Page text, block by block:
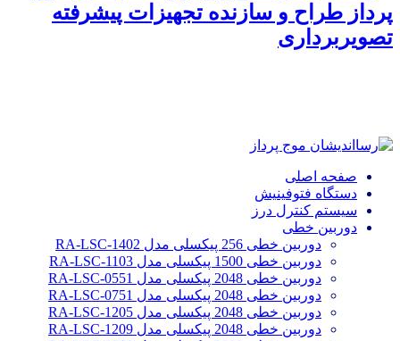
پرداز طراح و سازنده تجهیزات پیشرفته
تصویربرداری
صفحه اصلی
دستگاه فتوفینیش
سیستم کنترل درز
دوربین خطی
دوربین خطی 256 پیکسلی مدل RA-LSC-1402
دوربین خطی 1500 پیکسلی مدل RA-LSC-1103
دوربین خطی 2048 پیکسلی مدل RA-LSC-0551
دوربین خطی 2048 پیکسلی مدل RA-LSC-0751
دوربین خطی 2048 پیکسلی مدل RA-LSC-1205
دوربین خطی 2048 پیکسلی مدل RA-LSC-1209